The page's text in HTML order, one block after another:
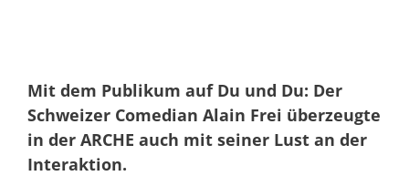
Mit dem Publikum auf Du und Du: Der
Schweizer Comedian Alain Frei überzeugte
in der ARCHE auch mit seiner Lust an der
Interaktion.